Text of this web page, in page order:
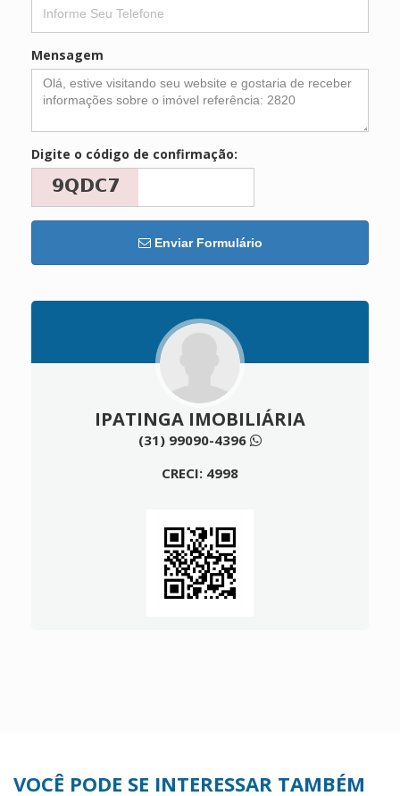
Mensagem
Digite o código de confirmação:
Enviar Formulário
IPATINGA IMOBILIÁRIA
(31) 99090-4396
CRECI: 4998
VOCÊ PODE SE INTERESSAR TAMBÉM